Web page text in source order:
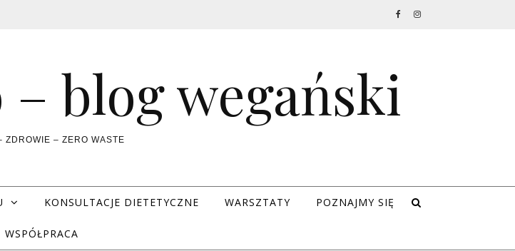
blog wegański
ZDROWIE – ZERO WASTE
KONSULTACJE DIETETYCZNE WARSZTATY POZNAJMY SIĘ
WSPÓŁPRACA